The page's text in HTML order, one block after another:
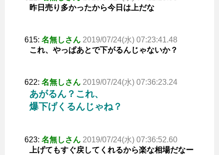
昨日売り多かったから今日は上だな
615: 名無しさん 2019/07/24(水) 07:23:41.48
これ、やっぱあとで下がるんじゃないか？
622: 名無しさん 2019/07/24(水) 07:36:23.24
あがるん？これ、
爆下げくるんじゃね？
623: 名無しさん 2019/07/24(水) 07:36:52.60
上げてもすぐ戻してくれるから楽な相場だなー